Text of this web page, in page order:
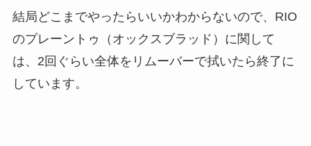
結局どこまでやったらいいかわからないので、RIO
のプレーントゥ（オックスブラッド）に関して
は、2回ぐらい全体をリムーバーで拭いたら終了に
しています。